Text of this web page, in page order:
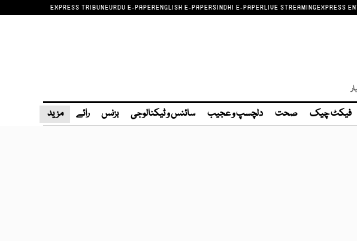
EXPRESS TRIBUNEURDU E-PAPERENGLISH E-PAPERSINDHI E-PAPERLIVE STREAMINGEXPRESS
فیکٹ چیک صحت دلچسپ و عجیب سائنس و ٹیکنالوجی بزنس رائے مزید